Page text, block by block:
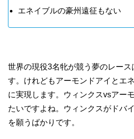
エネイブルの豪州遠征もない
世界の現役3名牝が競う夢のレー
す。けれどもアーモンドアイとエ
に実現します。ウィンクスvsアー
たいですよね。ウィンクスがドバ
を願うばかりです。